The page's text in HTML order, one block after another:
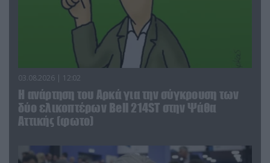
03.08.2026 | 12:02
Η ανάρτηση του Αρκά για την σύγκρουση των
δύο ελικοπτέρων Bell 214ST στην Ψάθα
Αττικής (φωτο)